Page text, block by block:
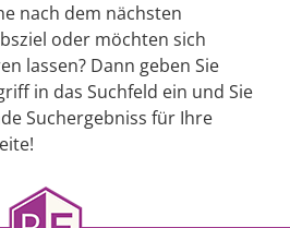
nach dem nächsten
oder möchten sich
lassen? Dann geben Sie
in das Suchfeld ein und Sie
Suchergebniss für Ihre